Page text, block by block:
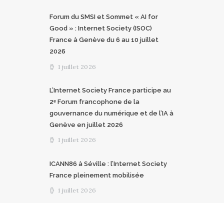
Forum du SMSI et Sommet « AI for
Good » : Internet Society (ISOC)
France à Genève du 6 au 10 juillet
2026
1 juillet 2026
L’Internet Society France participe au
2ᵉ Forum francophone de la
gouvernance du numérique et de l’IA à
Genève en juillet 2026
1 juillet 2026
ICANN86 à Séville : l’Internet Society
France pleinement mobilisée
1 juillet 2026